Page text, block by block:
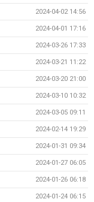
2024-04-02 14:56
2024-04-01 17:16
2024-03-26 17:33
2024-03-21 11:22
2024-03-20 21:00
2024-03-10 10:32
2024-03-05 09:11
2024-02-14 19:29
2024-01-31 09:34
2024-01-27 06:05
2024-01-26 06:18
2024-01-24 06:15